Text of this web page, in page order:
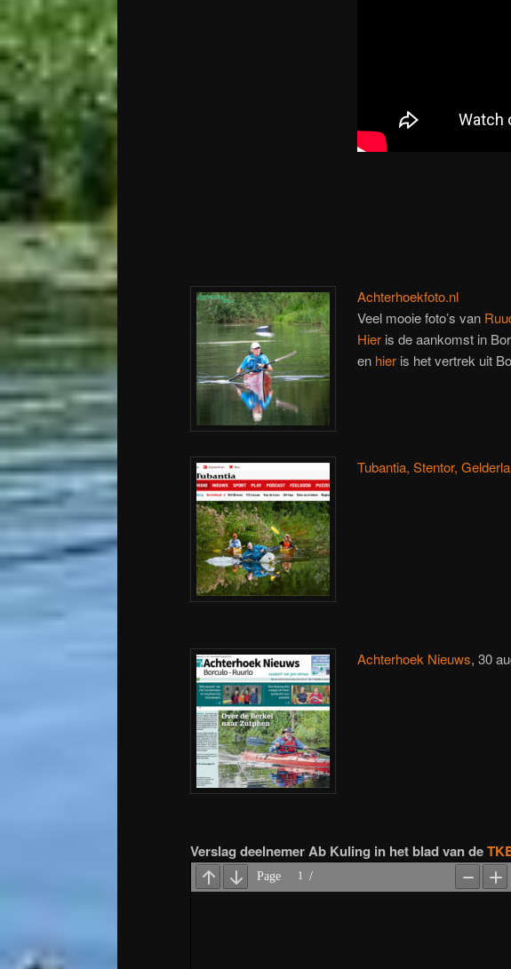
Achterhoekfoto.nl
Veel mooie foto’s van
Hier is de aankomst in
en hier is het vertrek uit
Tubantia, Stentor,
Achterhoek Nieuws, 30
Verslag deelnemer Ab Kuling in het blad van de